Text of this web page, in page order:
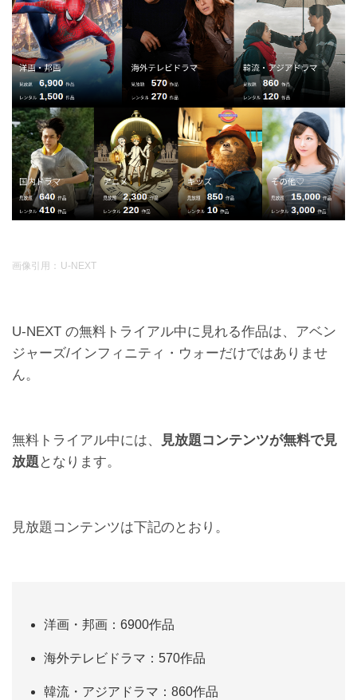
画像引用： U-NEXT
U-NEXT の無料トライアル中に見れる作品は、アベン
ジャーズ/インフィニティ・ウォーだけではありませ
ん。
無料トライアル中には、
見放題コンテンツが無料で見
放題 となります。
見放題コンテンツは下記のとおり。
洋画・邦画：6900作品
海外テレビドラマ：570作品
韓流・アジアドラマ：860作品